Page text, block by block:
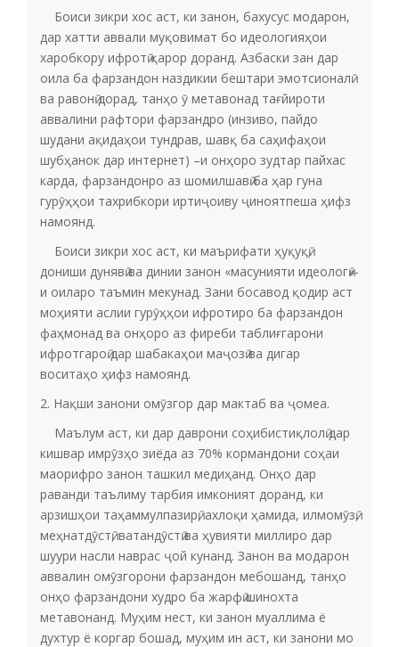
Боиси зикри хос аст, ки занон, бахусус модарон,
дар хатти аввали муқовимат бо идеологияҳои
харобкору ифротӣ қарор доранд. Азбаски зан дар
оила ба фарзандон наздикии бештари эмотсионалӣ
ва равонӣ дорад, танҳо ӯ метавонад тағйироти
аввалини рафтори фарзандро (инзиво, пайдо
шудани ақидаҳои тундрав, шавқ ба саҳифаҳои
шубҳанок дар интернет) –и онҳоро зудтар пайхас
карда, фарзандонро аз шомилшавӣ ба ҳар гуна
гурӯҳҳои тахрибкори иртиҷоиву ҷиноятпеша ҳифз
намоянд.
Боиси зикри хос аст, ки маърифати ҳуқуқӣ,
дониши дунявӣ ва динии занон «масунияти идеологӣ»-
и оиларо таъмин мекунад. Зани босавод қодир аст
моҳияти аслии гурӯҳҳои ифротиро ба фарзандон
фаҳмонад ва онҳоро аз фиреби таблиғгарони
ифротгароӣ дар шабакаҳои маҷозӣ ва дигар
воситаҳо ҳифз намоянд.
2. Нақши занони омӯзгор дар мактаб ва ҷомеа.
Маълум аст, ки дар даврони соҳибистиқлолӣ дар
кишвар имрӯзҳо зиёда аз 70% кормандони соҳаи
маорифро занон ташкил медиҳанд. Онҳо дар
раванди таълиму тарбия имконият доранд, ки
арзишҳои таҳаммулпазирӣ, ахлоқи ҳамида, илмомӯзӣ,
меҳнатдӯстӣ, ватандӯстӣ ва ҳувияти миллиро дар
шуури насли наврас ҷой кунанд. Занон ва модарон
аввалин омӯзгорони фарзандон мебошанд, танҳо
онҳо фарзандони худро ба жарфӣ шинохта
метавонанд. Муҳим нест, ки занон муаллима ё
духтур ё коргар бошад, муҳим ин аст, ки занони мо